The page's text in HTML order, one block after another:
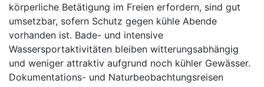
körperliche Betätigung im Freien erfordern, sind gut
umsetzbar, sofern Schutz gegen kühle Abende
vorhanden ist. Bade- und intensive
Wassersportaktivitäten bleiben witterungsabhängig
und weniger attraktiv aufgrund noch kühler Gewässer.
Dokumentations- und Naturbeobachtungsreisen